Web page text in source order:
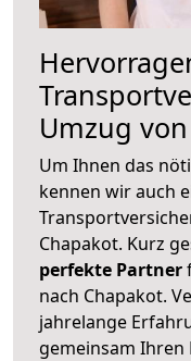
Umzug
Um Ihnen das
kennen wir auch
Chapakot. Kurz
perfekte Partner
nach Chapakot.
jahrelange
gemeinsam Ihren